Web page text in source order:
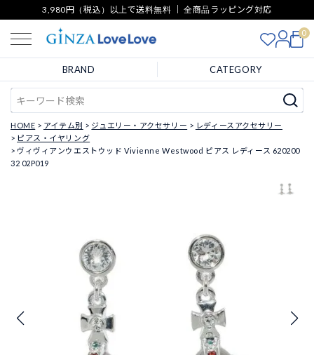
3,980円（税込）以上で送料無料 ｜ 全商品ラッピング対応
0
BRAND CATEGORY
HOME アイテム別 ジュエリー・アクセサリー
レディースアクセサリー
ピアス・イヤリング
ヴィヴィアンウエストウッド Vivienne Westwood ピアス レディース 620200
32 02P019